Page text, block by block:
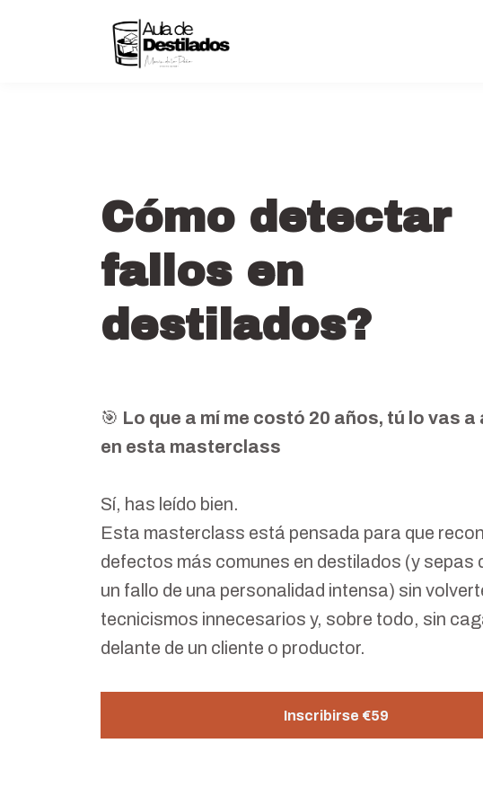
Cómo detectar
fallos en
destilados?
🎯 Lo que a mí me costó 20 años, tú lo vas a
en esta masterclass
Sí, has leído bien.
Esta masterclass está pensada para que
defectos más comunes en destilados (y sepas
un fallo de una personalidad intensa) sin
tecnicismos innecesarios y, sobre todo, sin
delante de un cliente o productor.
Inscribirse €59